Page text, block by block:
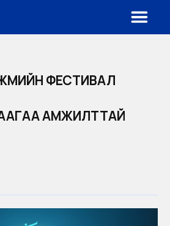
ФЕСТИВАЛ
АМЖИЛТТАЙ